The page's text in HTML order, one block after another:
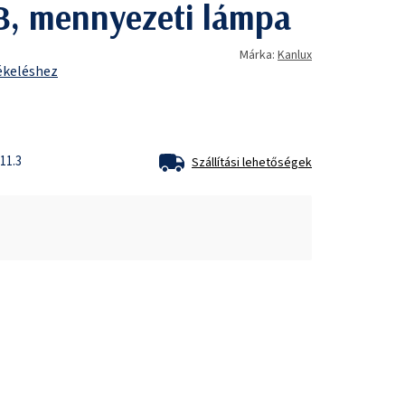
mennyezeti lámpa
Márka: Kanlux
Szállítási lehetőségek